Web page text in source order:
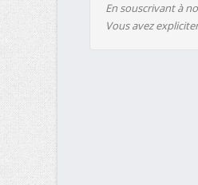
En souscrivant à
Vous avez